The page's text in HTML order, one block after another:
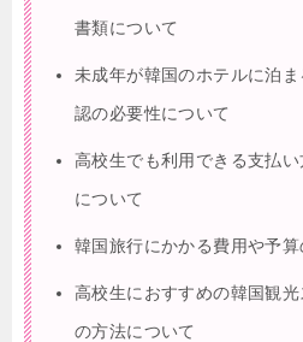
書類について
未成年が韓国のホテルに泊
認の必要性について
高校生でも利用できる支払
について
韓国旅行にかかる費用や予
高校生におすすめの韓国観
の方法について